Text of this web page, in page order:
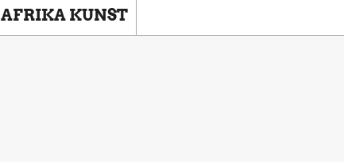
AFRIKA KUNST